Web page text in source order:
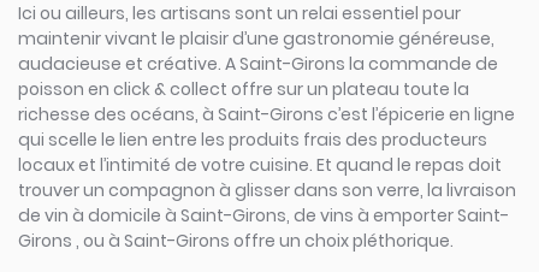
Ici ou ailleurs, les artisans sont un relai essentiel pour
maintenir vivant le plaisir d’une gastronomie généreuse,
audacieuse et créative. A Saint-Girons la commande de
poisson en click & collect offre sur un plateau toute la
richesse des océans, à Saint-Girons c’est l’épicerie en ligne
qui scelle le lien entre les produits frais des producteurs
locaux et l’intimité de votre cuisine. Et quand le repas doit
trouver un compagnon à glisser dans son verre, la livraison
de vin à domicile à Saint-Girons, de vins à emporter Saint-
Girons , ou à Saint-Girons offre un choix pléthorique.